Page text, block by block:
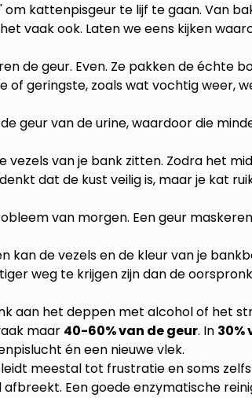
kattenpisgeur te lijf te gaan. Van
vaak ook. Laten we eens kijken
de geur. Even. Ze pakken de échte
of geringste, zoals wat vochtig weer,
geur van de urine, waardoor die
van je bank zitten. Zodra het
dat de kust veilig is, maar je kat
van morgen. Een geur
kan de vezels en de kleur van je
weg te krijgen zijn dan de
aan het deppen met alcohol of het
maar 40-60% van de geur. In 30%
én een nieuwe vlek.
meestal tot frustratie en soms
Een goede enzymatische